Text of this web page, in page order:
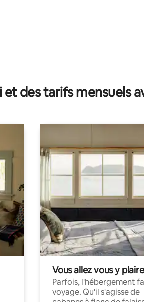
: 4,84 sur 5
des tarifs mensuels
Vous allez vous y plaire
Parfois, l'hébergement
voyage. Qu'il s'agisse de